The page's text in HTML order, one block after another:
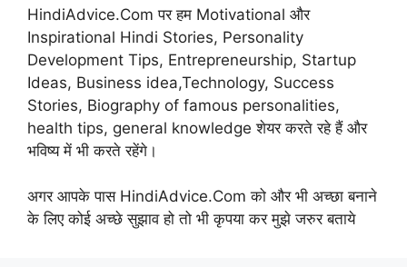
HindiAdvice.Com पर हम Motivational और
Inspirational Hindi Stories, Personality
Development Tips, Entrepreneurship, Startup
Ideas, Business idea,Technology, Success
Stories, Biography of famous personalities,
health tips, general knowledge शेयर करते रहे हैं और
भविष्य में भी करते रहेंगे।
अगर आपके पास HindiAdvice.Com को और भी अच्छा बनाने
के लिए कोई अच्छे सुझाव हो तो भी कृपया कर मुझे जरुर बताये